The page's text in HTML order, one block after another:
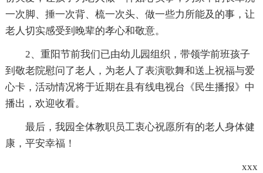
一次脚、捶一次背、梳一次头、做一些力所能及的事，让
老人切实感受到晚辈的孝心和敬意。
2、重阳节前我们已由幼儿园组织，带领学前班孩子
到敬老院慰问了老人，为老人了表演歌舞和送上祝福与爱
心卡，活动情况将于近期在县有线电视台《民生播报》中
播出，欢迎收看。
最后，我园全体教职员工衷心祝愿所有的老人身体健
康，平安幸福！
xxx